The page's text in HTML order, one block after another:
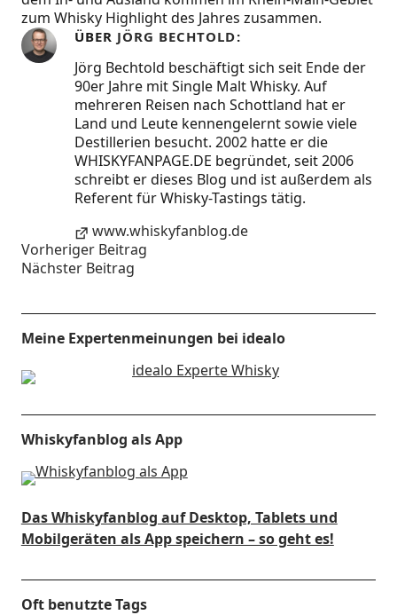
zum Whis­ky High­light des Jah­res zusammen.
ÜBER JÖRG BECHTOLD
Jörg Bechtold beschäftigt sich seit Ende der
90er Jahre mit Single Malt Whisky. Auf
mehreren Reisen nach Schottland hat er
Land und Leute kennengelernt sowie viele
Destillerien besucht. 2002 hatte er die
WHISKYFANPAGE.DE begründet, seit 2006
schreibt er dieses Blog und ist außerdem als
Referent für Whisky-Tastings tätig.
www.whiskyfanblog.de
Vorheriger Beitrag
Nächster Beitrag
Meine Expertenmeinungen bei idealo
Whiskyfanblog als App
Das Whiskyfanblog auf Desktop, Tablets und
Mobilgeräten als App speichern – so geht es!
Oft benutzte Tags